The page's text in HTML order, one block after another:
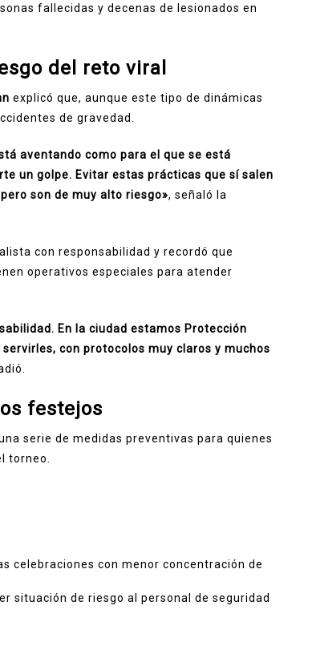
fallecidas y decenas de lesionados en
del reto viral
explicó que, aunque este tipo de dinámicas
de gravedad.
aventando como para el que se está
un golpe. Evitar estas prácticas que sí salen
son de muy alto riesgo», señaló la
con responsabilidad y recordó que
operativos especiales para atender
En la ciudad estamos Protección
con protocolos muy claros y muchos
festejos
serie de medidas preventivas para quienes
torneo.
celebraciones con menor concentración de
situación de riesgo al personal de seguridad